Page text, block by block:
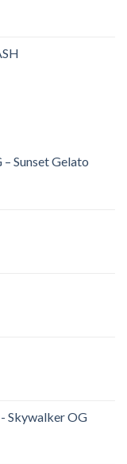
Sunset Gelato
Skywalker OG